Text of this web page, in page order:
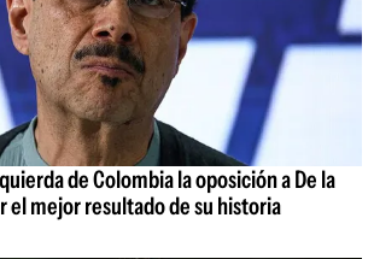
de Colombia la oposición a De la
el mejor resultado de su historia